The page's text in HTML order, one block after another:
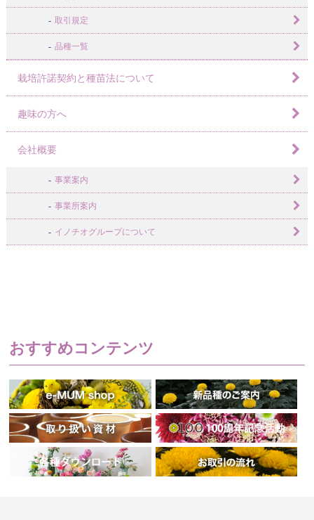
取引規定
品種一覧
栽培許諾契約と種苗法について
趣味の方へ
会社概要
事業案内
事業所案内
イノチオグループについて
おすすめコンテンツ